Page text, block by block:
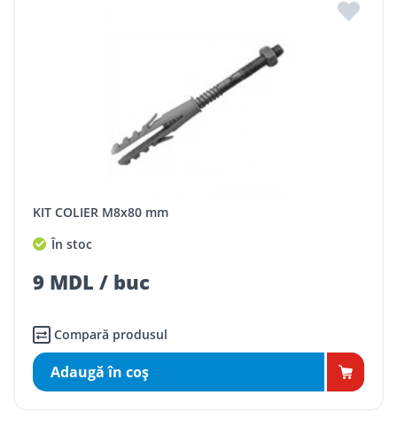
KIT COLIER M8x80 mm
În stoc
9 MDL / buc
Compară produsul
Adaugă în coş